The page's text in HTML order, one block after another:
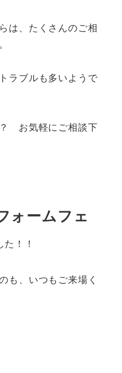
は、たくさんのご相
ラブルも多いようで
お気軽にご相談下
ォームフェ
！！
も、いつもご来場く